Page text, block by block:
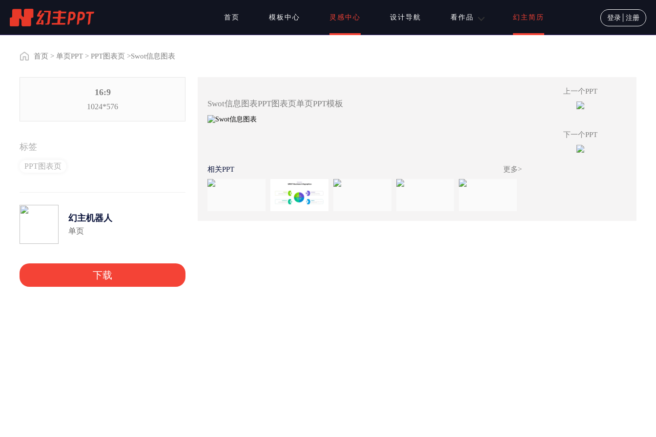
首页 模板中心 灵感中心 设计导航 看作品 幻主简历 登录 注册
首页 >单页PPT >PPT图表页 >Swot信息图表
16:9
1024*576
标签
PPT图表页
幻主机器人
单页
下载
Swot信息图表PPT图表页单页PPT模板
上一个PPT
下一个PPT
相关PPT 更多>